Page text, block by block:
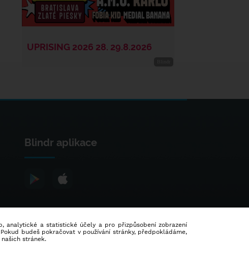
Blindr aplikace
analytické a statistické účely a pro přizpůsobení zobrazení
budeš pokračovat v používání stránky, předpokládáme,
stránek.